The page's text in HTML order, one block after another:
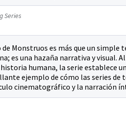
Series
de Monstruos es más que un
es una hazaña narrativa y visual.
humana, la serie establece
ejemplo de cómo las series de
cinematográfico y la narración